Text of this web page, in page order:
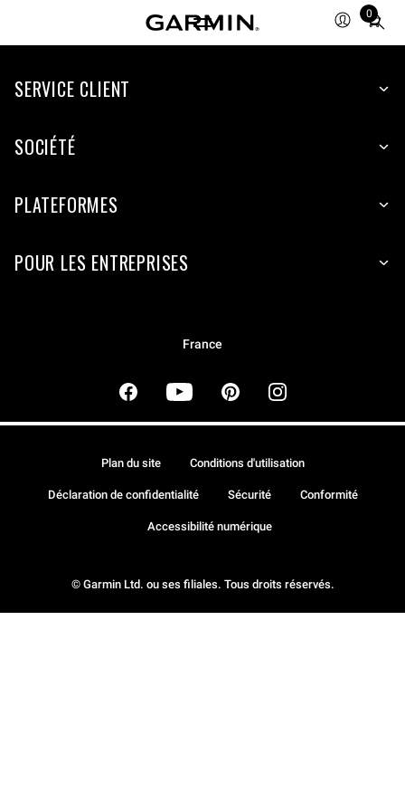
0
Total
SERVICE CLIENT
SOCIÉTÉ
PLATEFORMES
POUR LES ENTREPRISES
France
© Garmin Ltd. ou ses filiales. Tous droits réservés.
Plan du site Conditions d'utilisation
Déclaration de confidentialité Sécurité Conformité
Accessibilité numérique